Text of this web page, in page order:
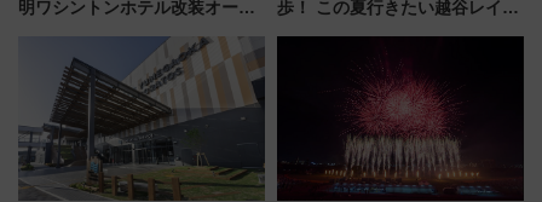
明ワシントンホテル改装オープ
客室」や海鮮丼が人気の朝食ビ
ュッフェを現地レポ
歩！ この夏行きたい越谷レイク
ア「LAKESIDE PARK」（埼玉